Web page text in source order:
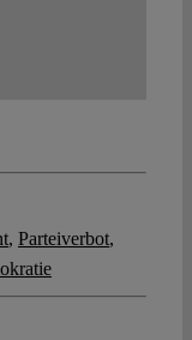
, Parteiverbot,